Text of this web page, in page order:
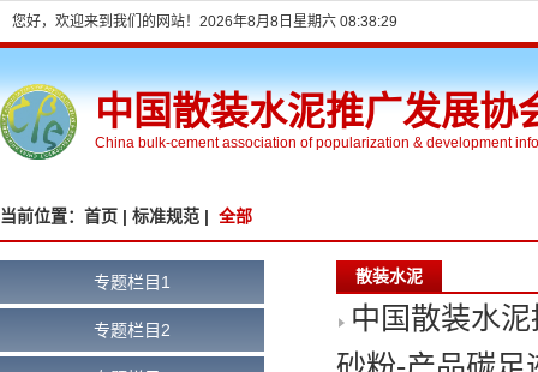
您好，欢迎来到我们的网站！ 2026年8月8日星期六 08:38:29
中国散装水泥推广发展协
China bulk-cement association of popularization & development
当前位置： 首页 | 标准规范 | 全部
专题栏目1
专题栏目2
散装水泥
中国散装水